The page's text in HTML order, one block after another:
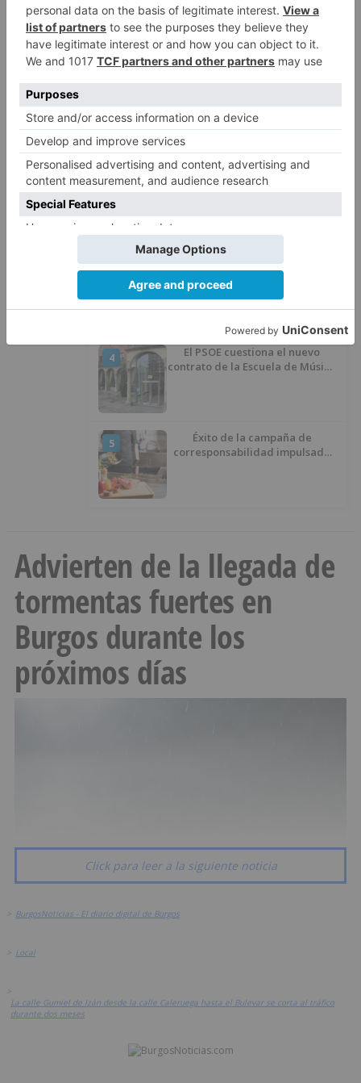
inversiones
LO ÚLTIMO
Nieves reúne a cientos de
personas en Las Machorras
2
Oscar Onley conquista Pineda de
la Sierra
3
CCOO Burgos tramita más de 200
expedientes de regularización
de inmigrantes
4
El PSOE cuestiona el nuevo
contrato de la Escuela de Música
5
Éxito de la campaña de
corresponsabilidad impulsada
Advierten de la llegada de
tormentas fuertes en
Burgos durante los
próximos días
Click para leer a la siguiente noticia
> BurgosNoticias - El diario digital de Burgos
> Local
>
La calle Gumiel de Izán desde la calle Caleruega hasta el Bulevar se corta al tráfico
durante dos meses